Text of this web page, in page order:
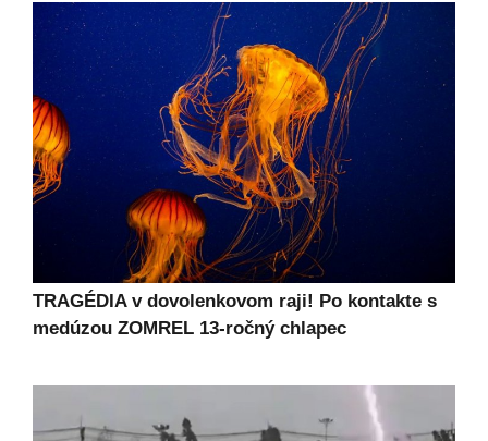
TRAGÉDIA v dovolenkovom raji! Po kontakte s
medúzou ZOMREL 13-ročný chlapec